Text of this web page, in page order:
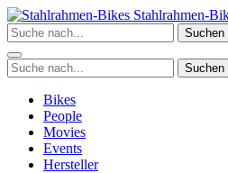
Zum
Inhalt
springen
Stahlrahmen-
Suchen
Suchen
Bikes
People
Movies
Events
Hersteller